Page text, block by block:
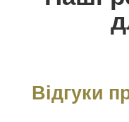
Відгуки